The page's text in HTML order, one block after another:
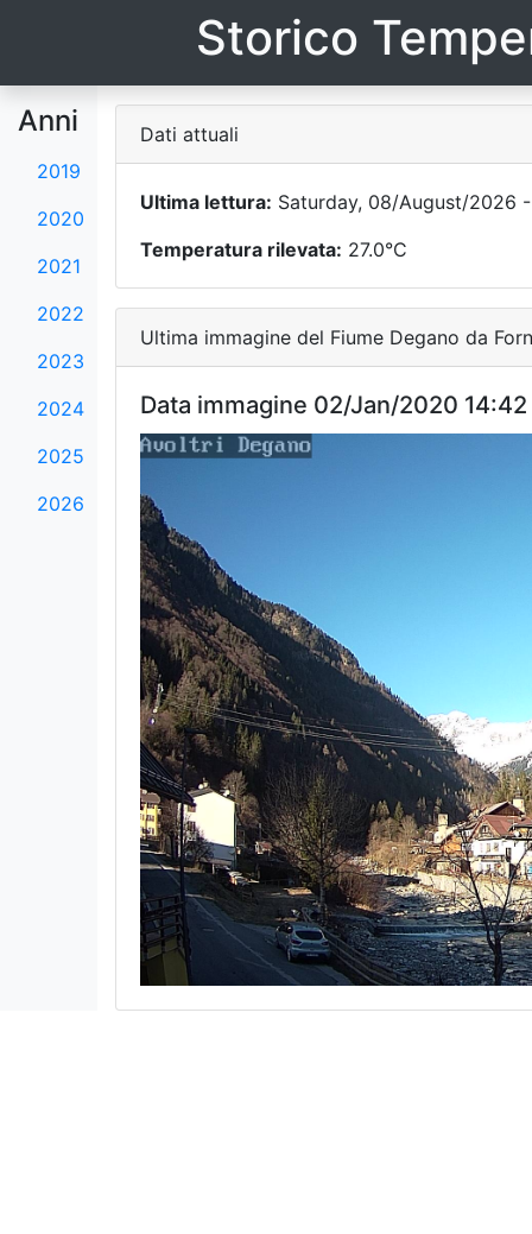
Storico
Anni
2019
2020
2021
2022
2023
2024
2025
2026
Dati attuali
Ultima lettura: Saturday, 08/August/2026 -
Temperatura rilevata: 27.0°C
Ultima immagine del Fiume Degano da
Data immagine 02/Jan/2020 14:42